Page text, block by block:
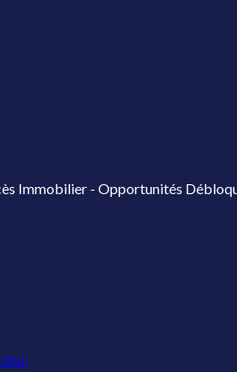
Immobilier - Opportunités